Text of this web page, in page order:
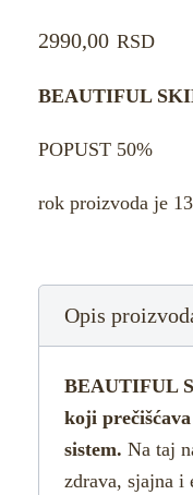
2990,00 RSD
BEAUTIFUL
POPUST 50%
rok proizvoda je
Opis
BEAUTIFUL
koji
sistem. Na taj
zdrava, sjajna i